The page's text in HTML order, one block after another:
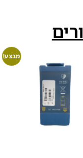
מבצע!